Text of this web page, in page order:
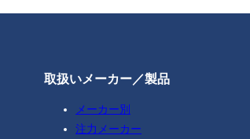
取扱いメーカー／製品
メーカー別
注力メーカー